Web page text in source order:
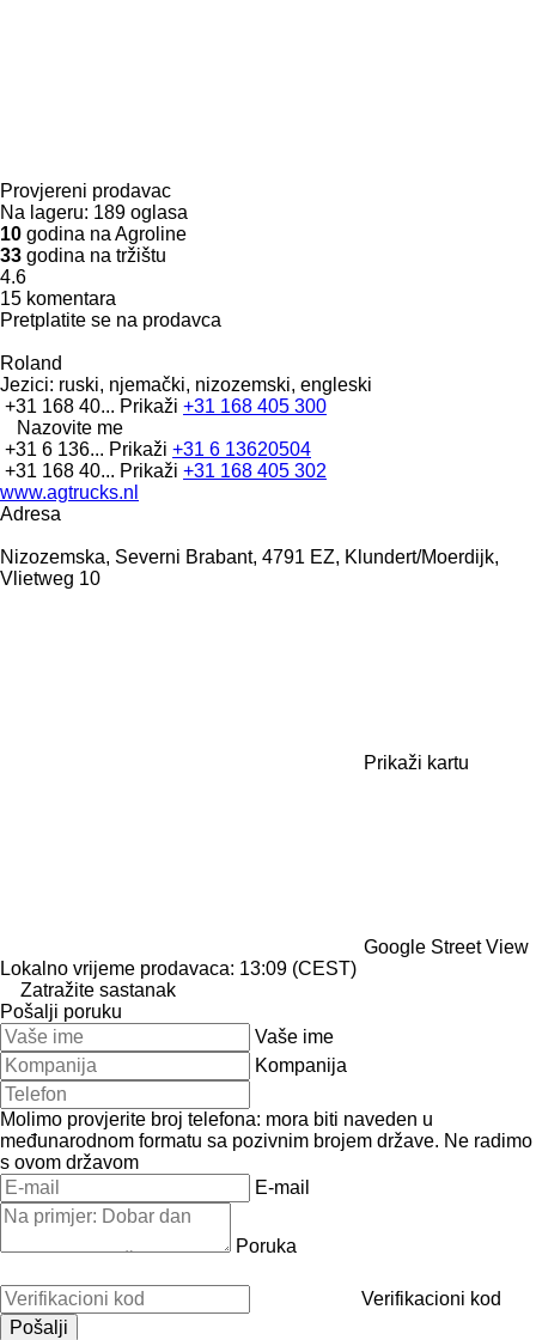
Provjereni prodavac
Na lageru: 189 oglasa
10 godina na Agroline
33 godina na tržištu
4.6
15 komentara
Pretplatite se na prodavca
Roland
Jezici: ruski, njemački, nizozemski, engleski
+31 168 40... Prikaži +31 168 405 300
Nazovite me
+31 6 136... Prikaži +31 6 13620504
+31 168 40... Prikaži +31 168 405 302
www.agtrucks.nl
Adresa
Nizozemska, Severni Brabant, 4791 EZ, Klundert/Moerdijk,
Vlietweg 10
Prikaži kartu
Google Street View
Lokalno vrijeme prodavaca: 13:09 (CEST)
Zatražite sastanak
Pošalji poruku
Vaše ime
Kompanija
Molimo provjerite broj telefona: mora biti naveden u
međunarodnom formatu sa pozivnim brojem države. Ne radimo
s ovom državom
E-mail
Poruka
Verifikacioni kod